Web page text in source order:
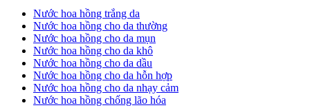
Nước hoa hồng trắng da
Nước hoa hồng cho da thường
Nước hoa hồng cho da mụn
Nước hoa hồng cho da khô
Nước hoa hồng cho da dầu
Nước hoa hồng cho da hỗn hợp
Nước hoa hồng cho da nhạy cảm
Nước hoa hồng chống lão hóa